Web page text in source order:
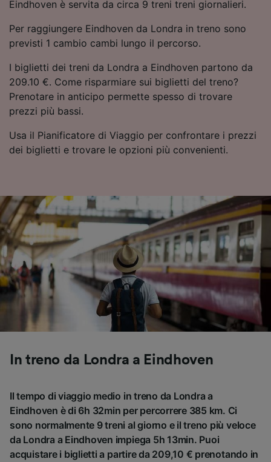
Eindhoven è servita da circa 9 treni treni giornalieri.
Per raggiungere Eindhoven da Londra in treno sono
previsti 1 cambio cambi lungo il percorso.
I biglietti dei treni da Londra a Eindhoven partono da
209.10 €. Come risparmiare sui biglietti del treno?
Prenotare in anticipo permette spesso di trovare
prezzi più bassi.
Usa il Pianificatore di Viaggio per confrontare i prezzi
dei biglietti e trovare le opzioni più convenienti.
In treno da Londra a Eindhoven
Il tempo di viaggio medio in treno da Londra a
Eindhoven è di 6h 32min per percorrere 385 km. Ci
sono normalmente 9 treni al giorno e il treno più veloce
da Londra a Eindhoven impiega 5h 13min. Puoi
acquistare i biglietti a partire da 209,10 € prenotando in
pubblico, sviluppo di servizi.
Elenco dei partner (fornitori)